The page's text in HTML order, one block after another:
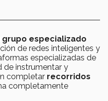
grupo especializado
de redes inteligentes y
especializadas de
de instrumentar y
completar recorridos
completamente